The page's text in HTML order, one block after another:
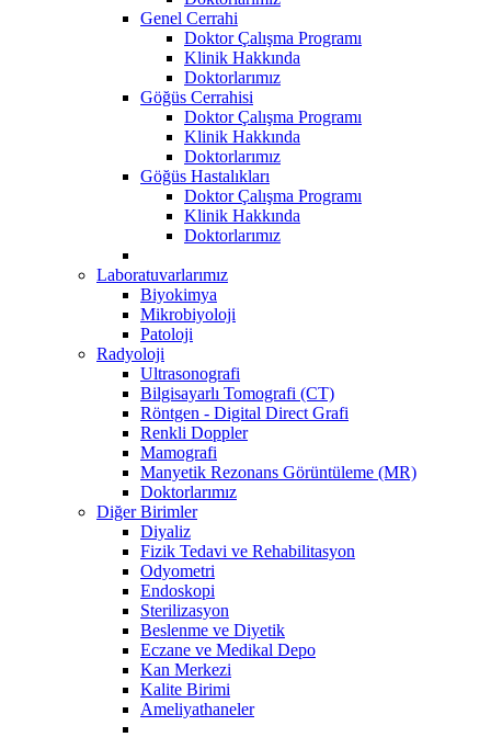
Genel Cerrahi
Doktor Çalışma Programı
Klinik Hakkında
Doktorlarımız
Göğüs Cerrahisi
Doktor Çalışma Programı
Klinik Hakkında
Doktorlarımız
Göğüs Hastalıkları
Doktor Çalışma Programı
Klinik Hakkında
Doktorlarımız
Laboratuvarlarımız
Biyokimya
Mikrobiyoloji
Patoloji
Radyoloji
Ultrasonografi
Bilgisayarlı Tomografi (CT)
Röntgen - Digital Direct Grafi
Renkli Doppler
Mamografi
Manyetik Rezonans Görüntüleme (MR)
Doktorlarımız
Diğer Birimler
Diyaliz
Fizik Tedavi ve Rehabilitasyon
Odyometri
Endoskopi
Sterilizasyon
Beslenme ve Diyetik
Eczane ve Medikal Depo
Kan Merkezi
Kalite Birimi
Ameliyathaneler